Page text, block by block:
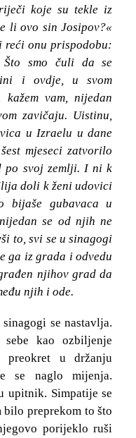
koje su tekle iz
li ovo sin Josipov?«
reći onu prispodobu:
Što smo čuli da se
i ovdje, u svom
vam, nijedan
zavičaju. Uistinu,
u Izraelu u dane
mjeseci zatvorilo
po svoj zemlji. I ni k
doli k ženi udovici
bijaše gubavaca u
se od njih ne
to, svi se u sinagogi
ga iz grada i odvedu
njihov grad da
njih i ode.
se nastavlja.
kao ozbiljenje
u držanju
se naglo mijenja.
upitnik. Simpatije se
preprekom to što
porijeklo ruši